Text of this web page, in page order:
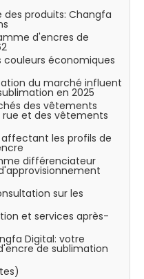
produits: Changfa
d'encres de
couleurs économiques
du marché influent
en 2025
des vêtements
et des vêtements
les profils de
différenciateur
sur les
et services après-
Digital: votre
de sublimation